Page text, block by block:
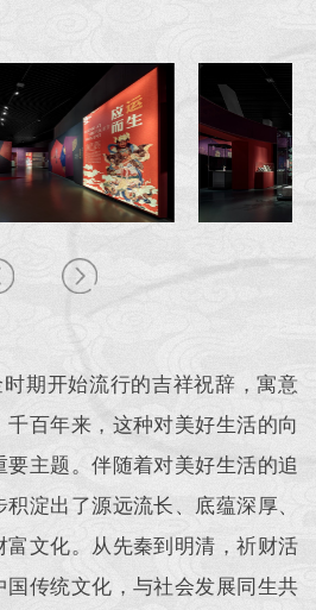
时期开始流行的吉祥祝辞，寓意
百年来，这种对美好生活的向
主题。伴随着对美好生活的追
淀出了源远流长、底蕴深厚、
富文化。从先秦到明清，祈财活
国传统文化，与社会发展同生共